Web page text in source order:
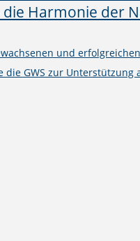
und
GWS zur Unterstützung